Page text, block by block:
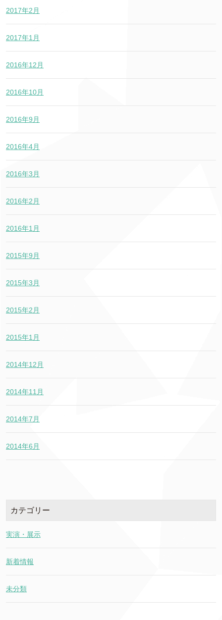
2017年2月
2017年1月
2016年12月
2016年10月
2016年9月
2016年4月
2016年3月
2016年2月
2016年1月
2015年9月
2015年3月
2015年2月
2015年1月
2014年12月
2014年11月
2014年7月
2014年6月
カテゴリー
実演・展示
新着情報
未分類